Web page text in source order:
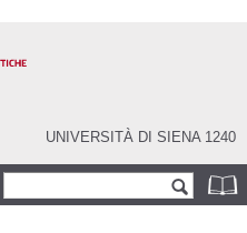
UNIVERSITÀ DI SIENA 1240
Form di ricerca